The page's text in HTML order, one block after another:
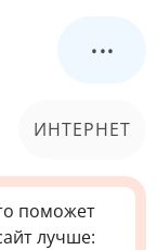
...
ИНТЕРНЕТ
СИСТЕМА
поможет
лучше: